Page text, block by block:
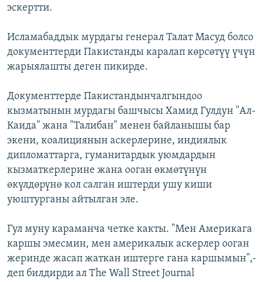
эскертти.
Исламабаддык мурдагы генерал Талат Масуд болсо
документтерди Пакистанды каралап көрсөтүү үчүн
жарыялашты деген пикирде.
Документтерде Пакистандынчалгындоо
кызматынын мурдагы башчысы Хамид Гулдун "Ал-
Каида" жана "Талибан" менен байланышы бар
экени, коалициянын аскерлерине, индиялык
дипломаттарга, гуманитардык уюмдардын
кызматкерлерине жана ооган өкмөтүнүн
өкүлдөрүнө кол салган иштерди ушу киши
уюштурганы айтылган эле.
Гул муну караманча четке какты. "Мен Америкага
каршы эмесмин, мен америкалык аскерлер ооган
жеринде жасап жаткан иштерге гана каршымын",-
деп билдирди ал The Wall Street Journal